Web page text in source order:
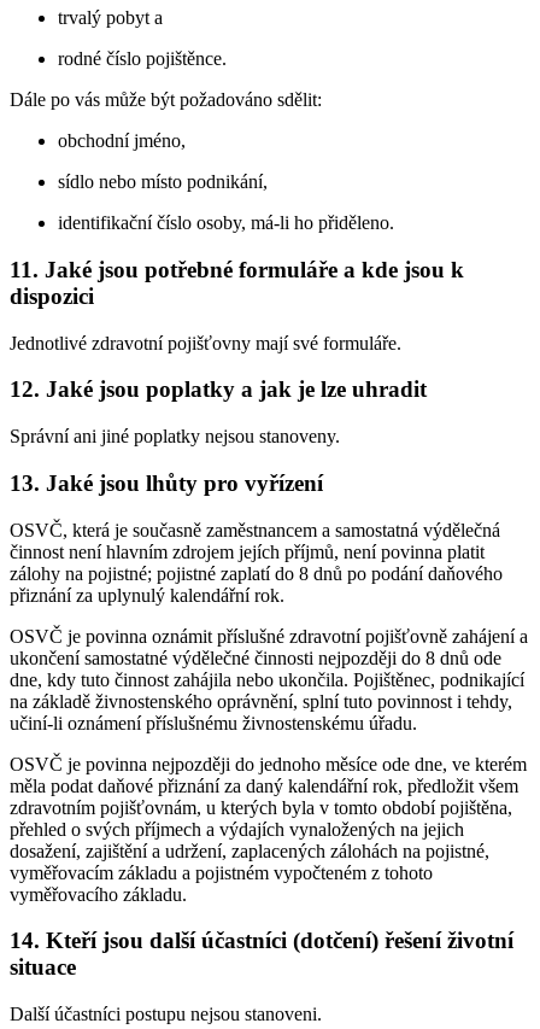
trvalý pobyt a
rodné číslo pojištěnce.
Dále po vás může být požadováno sdělit:
obchodní jméno,
sídlo nebo místo podnikání,
identifikační číslo osoby, má-li ho přiděleno.
11. Jaké jsou potřebné formuláře a kde jsou k
dispozici
Jednotlivé zdravotní pojišťovny mají své formuláře.
12. Jaké jsou poplatky a jak je lze uhradit
Správní ani jiné poplatky nejsou stanoveny.
13. Jaké jsou lhůty pro vyřízení
OSVČ, která je současně zaměstnancem a samostatná výdělečná
činnost není hlavním zdrojem jejích příjmů, není povinna platit
zálohy na pojistné; pojistné zaplatí do 8 dnů po podání daňového
přiznání za uplynulý kalendářní rok.
OSVČ je povinna oznámit příslušné zdravotní pojišťovně zahájení a
ukončení samostatné výdělečné činnosti nejpozději do 8 dnů ode
dne, kdy tuto činnost zahájila nebo ukončila. Pojištěnec, podnikající
na základě živnostenského oprávnění, splní tuto povinnost i tehdy,
učiní-li oznámení příslušnému živnostenskému úřadu.
OSVČ je povinna nejpozději do jednoho měsíce ode dne, ve kterém
měla podat daňové přiznání za daný kalendářní rok, předložit všem
zdravotním pojišťovnám, u kterých byla v tomto období pojištěna,
přehled o svých příjmech a výdajích vynaložených na jejich
dosažení, zajištění a udržení, zaplacených zálohách na pojistné,
vyměřovacím základu a pojistném vypočteném z tohoto
vyměřovacího základu.
14. Kteří jsou další účastníci (dotčení) řešení životní
situace
Další účastníci postupu nejsou stanoveni.